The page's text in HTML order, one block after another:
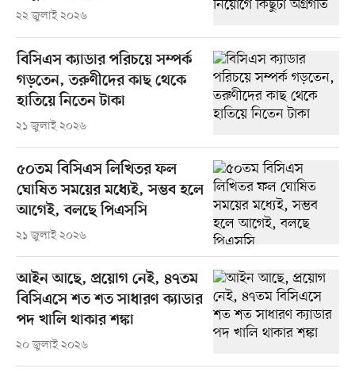
২২ জুলাই ২০২৬
বিসিএস ক্যাডার পরিচয়ে সম্পর্ক
গড়তেন, তরুণীদের কাছ থেকে
হাতিয়ে নিতেন টাকা
২১ জুলাই ২০২৬
৫০তম বিসিএস লিখিতর ফল
ঘোষিত সময়ের মধ্যেই, সম্ভব হলে
আগেই, বলছে পিএসসি
২১ জুলাই ২০২৬
আইন আছে, প্রয়োগ নেই, ৪৭তম
বিসিএসে শত শত সাধারণ ক্যাডার
পদ খালি থাকার শঙ্কা
২০ জুলাই ২০২৬